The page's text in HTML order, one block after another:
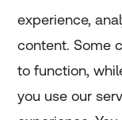
Home
Home
experience,
content. Some
to function,
you use our